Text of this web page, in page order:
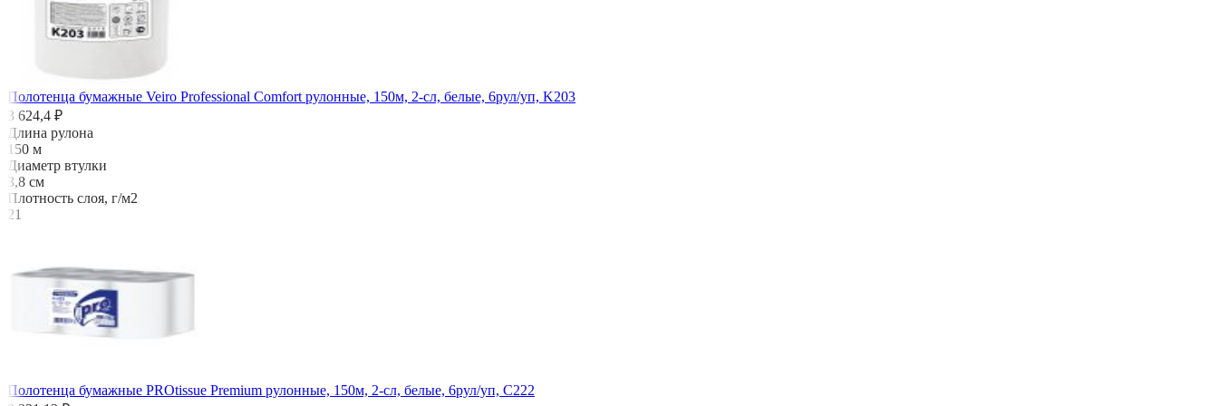
Полотенца бумажные Veiro Professional Comfort рулонные, 150м, 2-сл, белые, 6рул/уп, K203
3 624,4 ₽
Длина рулона
150 м
Диаметр втулки
3,8 см
Плотность слоя, г/м2
21
Полотенца бумажные PROtissue Premium рулонные, 150м, 2-сл, белые, 6рул/уп, C222